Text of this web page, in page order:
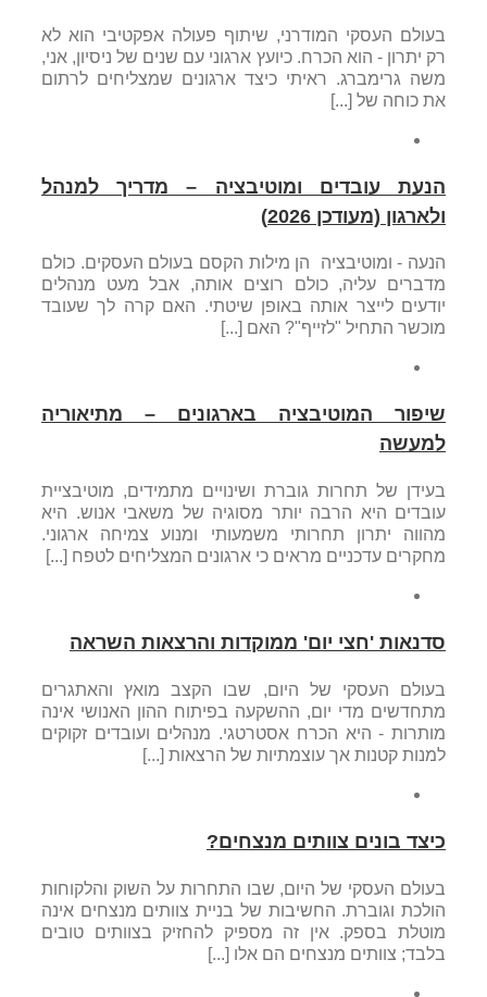
בעולם העסקי המודרני, שיתוף פעולה אפקטיבי הוא לא
רק יתרון - הוא הכרח. כיועץ ארגוני עם שנים של ניסיון, אני,
משה גרימברג. ראיתי כיצד ארגונים שמצליחים לרתום
את כוחה של [...]
הנעת עובדים ומוטיבציה – מדריך למנהל
ולארגון (מעודכן 2026)
הנעה - ומוטיבציה הן מילות הקסם בעולם העסקים. כולם
מדברים עליה, כולם רוצים אותה, אבל מעט מנהלים
יודעים לייצר אותה באופן שיטתי. האם קרה לך שעובד
מוכשר התחיל "לזייף"? האם [...]
שיפור המוטיבציה בארגונים – מתיאוריה
למעשה
בעידן של תחרות גוברת ושינויים מתמידים, מוטיבציית
עובדים היא הרבה יותר מסוגיה של משאבי אנוש. היא
מהווה יתרון תחרותי משמעותי ומנוע צמיחה ארגוני.
מחקרים עדכניים מראים כי ארגונים המצליחים לטפח [...]
סדנאות 'חצי יום' ממוקדות והרצאות השראה
בעולם העסקי של היום, שבו הקצב מואץ והאתגרים
מתחדשים מדי יום, ההשקעה בפיתוח ההון האנושי אינה
מותרות - היא הכרח אסטרטגי. מנהלים ועובדים זקוקים
למנות קטנות אך עוצמתיות של הרצאות [...]
כיצד בונים צוותים מנצחים?
בעולם העסקי של היום, שבו התחרות על השוק והלקוחות
הולכת וגוברת. החשיבות של בניית צוותים מנצחים אינה
מוטלת בספק. אין זה מספיק להחזיק בצוותים טובים
בלבד; צוותים מנצחים הם אלו [...]